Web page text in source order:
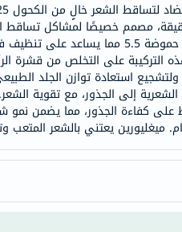
مصمم خصيصًا لمشاكل
النشطة هي مستخلص الدخن
التركيبة على التخلص من قشرة
استعادة توازن الجلد
الشعرية إلى الجذور، مع
كفاءة الجذور، مما يضمن
يعتني بالشعر المتعب